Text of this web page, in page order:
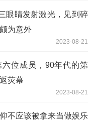
眼睛发射激光，见到碎
为意外
2023-08-21
六位成员，90年代的第
荧幕
2023-08-21
不应该被拿来当做娱乐